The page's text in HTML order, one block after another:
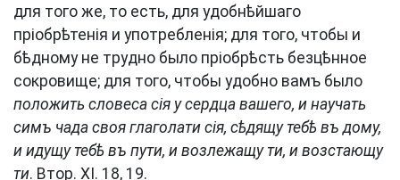
для того же, то есть, для удобнѣйшаго
пріобрѣтенія и употребленія; для того, чтобы и
бѣдному не трудно было пріобрѣсть безцѣнное
сокровище; для того, чтобы удобно вамъ было
положить словеса сія у сердца вашего, и научать
симъ чада своя глаголати сія, сѣдящу тебѣ въ дому,
и идущу тебѣ въ пути, и возлежащу ти, и возстающу
ти. Втор. XI. 18, 19.